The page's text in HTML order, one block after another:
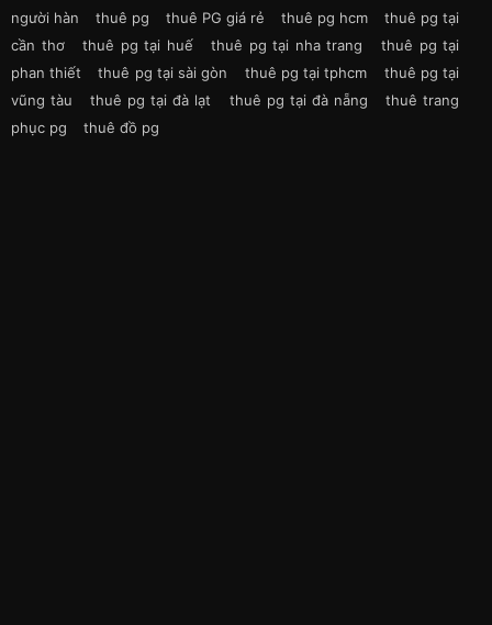
người hàn
thuê pg thuê PG giá rẻ thuê pg hcm
thuê pg tại
cần thơ
thuê pg tại huế thuê pg tại nha trang
thuê pg tại
phan thiết
thuê pg tại sài gòn thuê pg tại tphcm
thuê pg tại
vũng tàu
thuê pg tại đà lạt thuê pg tại đà nẵng
thuê trang
phục pg
thuê đồ pg